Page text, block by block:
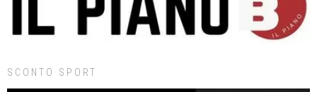
SCONTO SPORT